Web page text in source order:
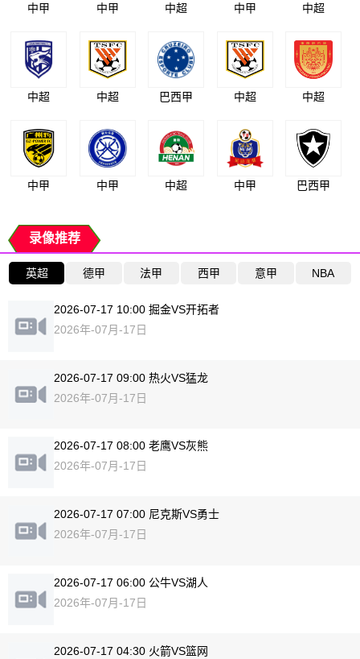
中甲 中甲 中超 中甲 中超
中超 中超 巴西甲 中超 中超
中甲 中甲 中超 中甲 巴西甲
录像推荐
英超 德甲 法甲 西甲 意甲 NBA
2026-07-17 10:00 掘金VS开拓者
2026年-07月-17日
2026-07-17 09:00 热火VS猛龙
2026年-07月-17日
2026-07-17 08:00 老鹰VS灰熊
2026年-07月-17日
2026-07-17 07:00 尼克斯VS勇士
2026年-07月-17日
2026-07-17 06:00 公牛VS湖人
2026年-07月-17日
2026-07-17 04:30 火箭VS篮网